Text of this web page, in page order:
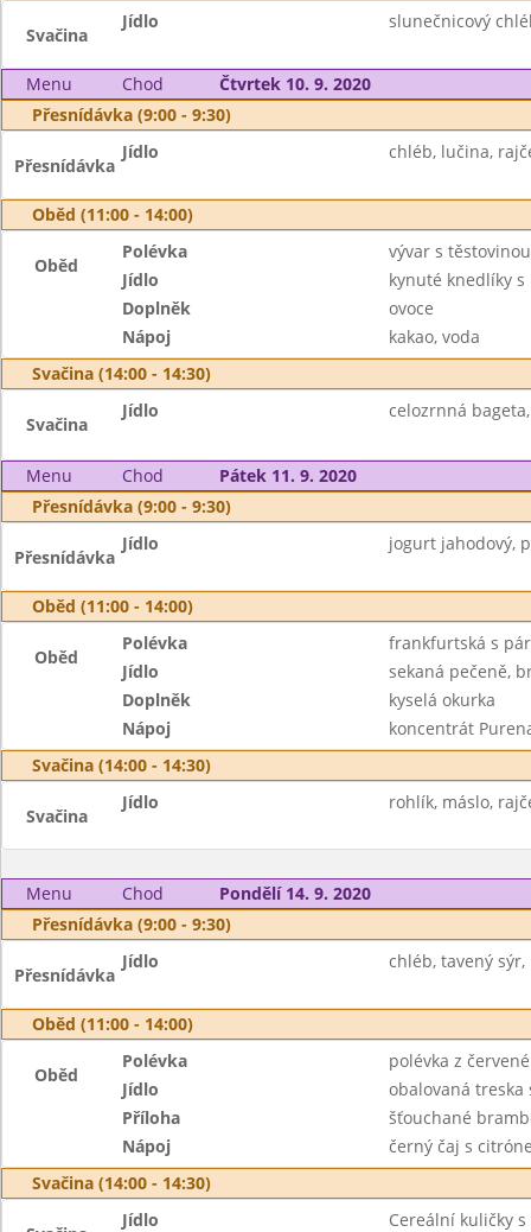
Svačina
Jídlo slunečnicový
Menu Chod
Čtvrtek 10. 9. 2020
Přesnídávka (9:00 - 9:30)
Přesnídávka
Jídlo chléb, lučina,
Oběd (11:00 - 14:00)
Oběd
Polévka
vývar s těstovinou
Jídlo
kynuté knedlíky s
Doplněk
ovoce
Nápoj
kakao, voda
Svačina (14:00 - 14:30)
Svačina
Jídlo celozrnná
Menu Chod
Pátek 11. 9. 2020
Přesnídávka (9:00 - 9:30)
Přesnídávka
Jídlo jogurt jahodový,
Oběd (11:00 - 14:00)
Oběd
Polévka
frankfurtská s
Jídlo
sekaná pečeně,
Doplněk
kyselá okurka
Nápoj
koncentrát
Svačina (14:00 - 14:30)
Svačina
Jídlo rohlík, máslo,
Menu Chod
Pondělí 14. 9. 2020
Přesnídávka (9:00 - 9:30)
Přesnídávka
Jídlo chléb, tavený sýr,
Oběd (11:00 - 14:00)
Oběd
Polévka
polévka z
Jídlo
obalovaná treska
Příloha
šťouchané
Nápoj
černý čaj s
Svačina (14:00 - 14:30)
Jídlo Cereální kuličky